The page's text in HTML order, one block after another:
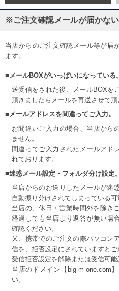
※ご注文確認メールが届かな
当店からのご注文確認メール等が届
ます。
■メールBOXがいっぱいになっている。
送受信をされた後、メールBOXを
頂きましたらメールを再送させて頂
■メールアドレスを間違ってご入力。
お間違いご入力の場合、当店から
ません。
間違ってご入力されたメールアド
れております。
■迷惑メール設定・フォルダ分け設定。
当店からのお送りしたメールが迷
自動振り分けされてしまっている可
当店の、休日・営業時間外を除き
経過しても当店より返答が無い場
確認ください。
又、携帯でのご注文の際パソコン
信を、拒否設定にされていますとご
受信拒否設定を解除または受信可能
当店のドメイン【big-m-one.com
い。